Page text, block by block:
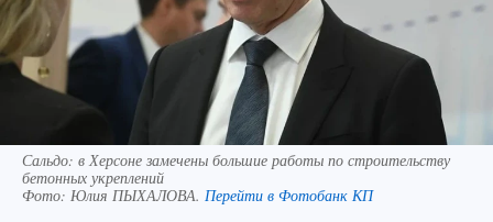
Сальдо: в Херсоне замечены большие работы по строительству
бетонных укреплений
Фото: Юлия ПЫХАЛОВА. Перейти в Фотобанк КП